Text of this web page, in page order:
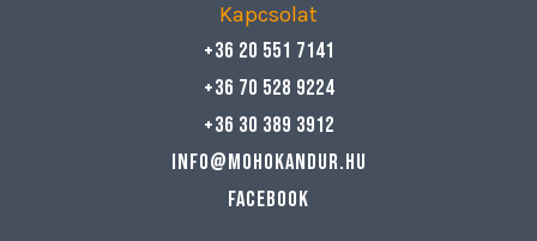
Kapcsolat
+36 20 551 7141
+36 70 528 9224
+36 30 389 3912
info@mohokandur.hu
Facebook